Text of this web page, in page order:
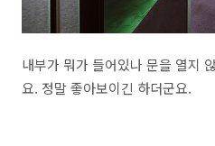
내부가 뭐가 들어있나 문을 열지
요. 정말 좋아보이긴 하더군요.